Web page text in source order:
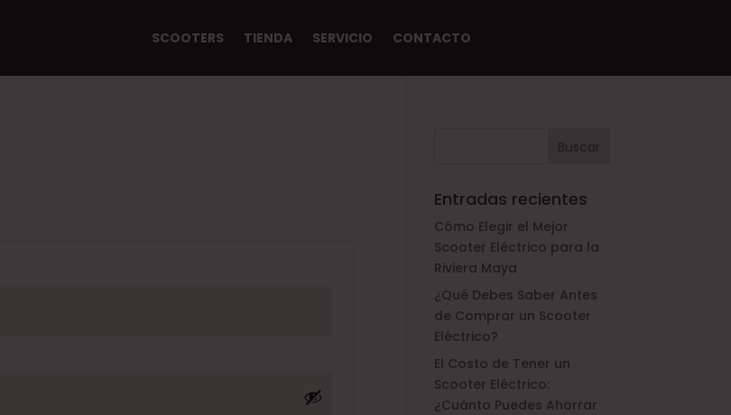
SCOOTERS TIENDA SERVICIO CONTACTO
Entradas recientes
Cómo Elegir el Mejor
Scooter Eléctrico para la
Riviera Maya
¿Qué Debes Saber Antes
de Comprar un Scooter
Eléctrico?
El Costo de Tener un
Scooter Eléctrico:
¿Cuánto Puedes Ahorrar